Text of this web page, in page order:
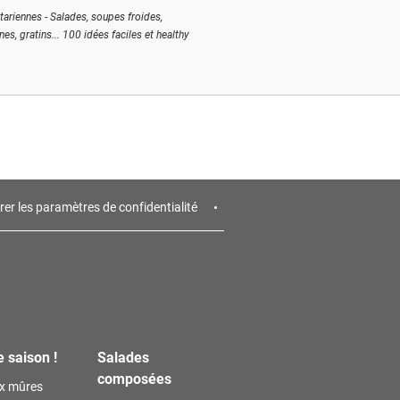
- Salades, soupes froides,
gratins... 100 idées faciles et healthy
les paramètres de confidentialité
saison !
mûres
Salades
composées